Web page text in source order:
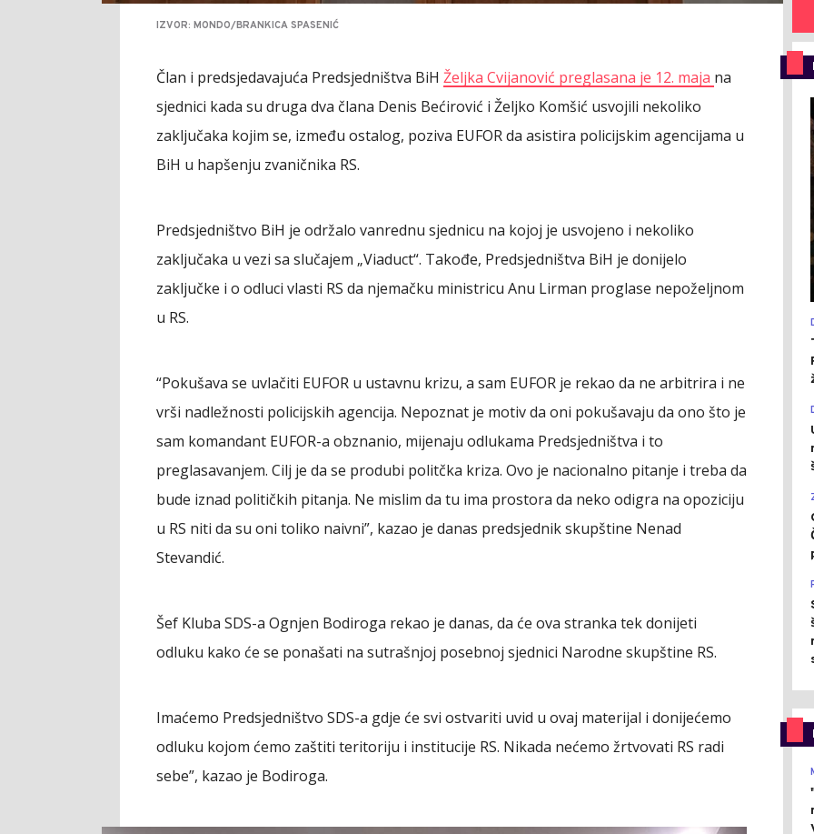
IZVOR: MONDO/BRANKICA SPASENIĆ
Član i predsjedavajuća Predsjedništva BiH Željka Cvijanović preglasana je 12. maja na
sjednici kada su druga dva člana Denis Bećirović i Željko Komšić usvojili nekoliko
zaključaka kojim se, između ostalog, poziva EUFOR da asistira policijskim agencijama u
BiH u hapšenju zvaničnika RS.
Predsjedništvo BiH je održalo vanrednu sjednicu na kojoj je usvojeno i nekoliko
zaključaka u vezi sa slučajem „Viaduct“. Takođe, Predsjedništva BiH je donijelo
zaključke i o odluci vlasti RS da njemačku ministricu Anu Lirman proglase nepoželjnom
u RS.
“Pokušava se uvlačiti EUFOR u ustavnu krizu, a sam EUFOR je rekao da ne arbitrira i ne
vrši nadležnosti policijskih agencija. Nepoznat je motiv da oni pokušavaju da ono što je
sam komandant EUFOR-a obznanio, mijenaju odlukama Predsjedništva i to
preglasavanjem. Cilj je da se produbi politčka kriza. Ovo je nacionalno pitanje i treba da
bude iznad političkih pitanja. Ne mislim da tu ima prostora da neko odigra na opoziciju
u RS niti da su oni toliko naivni”, kazao je danas predsjednik skupštine Nenad
Stevandić.
Šef Kluba SDS-a Ognjen Bodiroga rekao je danas, da će ova stranka tek donijeti
odluku kako će se ponašati na sutrašnjoj posebnoj sjednici Narodne skupštine RS.
Imaćemo Predsjedništvo SDS-a gdje će svi ostvariti uvid u ovaj materijal i donijećemo
odluku kojom ćemo zaštiti teritoriju i institucije RS. Nikada nećemo žrtvovati RS radi
sebe”, kazao je Bodiroga.